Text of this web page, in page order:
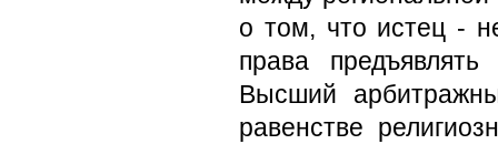
о том, что истец -
права
Высший
равенстве